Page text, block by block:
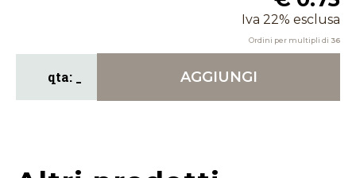
Iva 22% esclusa
Ordini per multipli di 36
AGGIUNGI